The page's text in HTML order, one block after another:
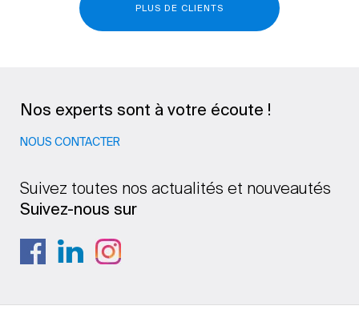
PLUS DE CLIENTS
Nos experts sont à votre écoute !
NOUS CONTACTER
Suivez toutes nos actualités et nouveautés
Suivez-nous sur